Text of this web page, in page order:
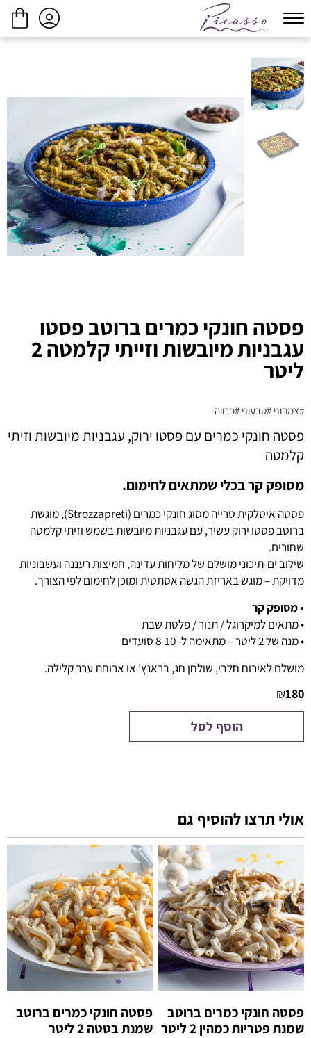
פסטה חונקי כמרים ברוטב פסטו
עגבניות מיובשות וזייתי קלמטה 2
ליטר
#צמחוני #טבעוני #פרווה
פסטה חונקי כמרים עם פסטו ירוק, עגבניות מיובשות וזיתי
קלמטה
מסופק קר בכלי שמתאים לחימום.
פסטה איטלקית טרייה מסוג חונקי כמרים (Strozzapreti), מוגשת
ברוטב פסטו ירוק עשיר, עם עגבניות מיובשות בשמש וזיתי קלמטה
שחורים.
שילוב ים-תיכוני מושלם של מליחות עדינה, חמיצות רעננה ועשבוניות
מדויקת – מוגש באריזת הגשה אסתטית ומוכן לחימום לפי הצורך.
• מסופק קר
• מתאים למיקרוגל / תנור / פלטת שבת
• מנה של 2 ליטר – מתאימה ל- 8-10 סועדים
מושלם לאירוח חלבי, שולחן חג, בראנץ’ או ארוחת ערב קלילה.
180
₪
הוסף לסל
אולי תרצו להוסיף גם
פסטה חונקי כמרים ברוטב
שמנת פטריות כמהין 2 ליטר
פסטה חונקי כמרים ברוטב
שמנת בטטה 2 ליטר